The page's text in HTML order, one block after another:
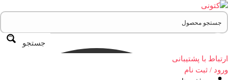
جستجو
ارتباط با پشتیبانی
ورود / ثبت نام